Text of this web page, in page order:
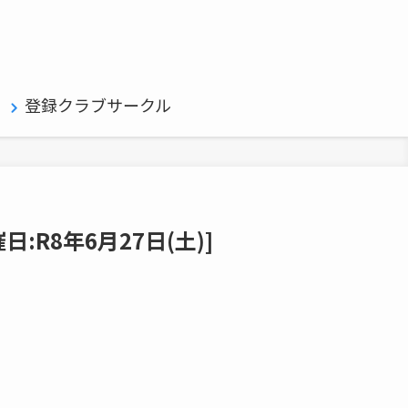
登録クラブサークル
:R8年6月27日(土)]